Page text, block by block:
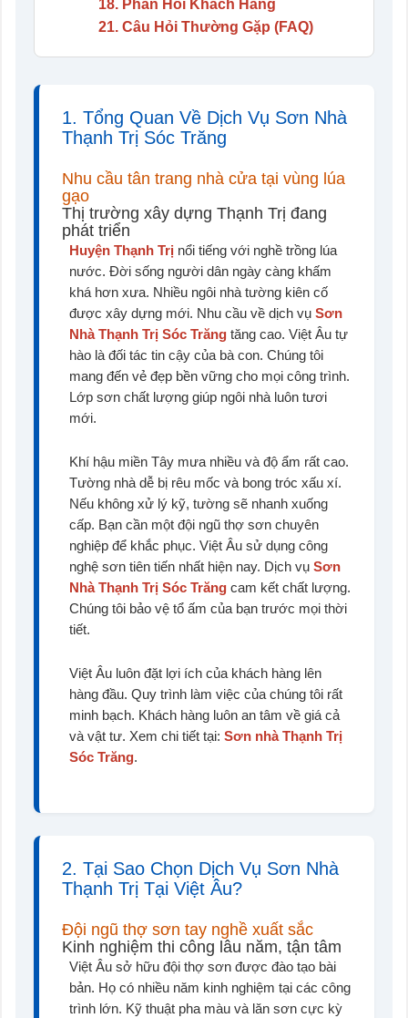
18. Phản Hồi Khách Hàng
21. Câu Hỏi Thường Gặp (FAQ)
1. Tổng Quan Về Dịch Vụ Sơn Nhà
Thạnh Trị Sóc Trăng
Nhu cầu tân trang nhà cửa tại vùng lúa
gạo
Thị trường xây dựng Thạnh Trị đang
phát triển
Huyện Thạnh Trị nổi tiếng với nghề trồng lúa
nước. Đời sống người dân ngày càng khấm
khá hơn xưa. Nhiều ngôi nhà tường kiên cố
được xây dựng mới. Nhu cầu về dịch vụ Sơn
Nhà Thạnh Trị Sóc Trăng tăng cao. Việt Âu tự
hào là đối tác tin cậy của bà con. Chúng tôi
mang đến vẻ đẹp bền vững cho mọi công trình.
Lớp sơn chất lượng giúp ngôi nhà luôn tươi
mới.
Khí hậu miền Tây mưa nhiều và độ ẩm rất cao.
Tường nhà dễ bị rêu mốc và bong tróc xấu xí.
Nếu không xử lý kỹ, tường sẽ nhanh xuống
cấp. Bạn cần một đội ngũ thợ sơn chuyên
nghiệp để khắc phục. Việt Âu sử dụng công
nghệ sơn tiên tiến nhất hiện nay. Dịch vụ Sơn
Nhà Thạnh Trị Sóc Trăng cam kết chất lượng.
Chúng tôi bảo vệ tổ ấm của bạn trước mọi thời
tiết.
Việt Âu luôn đặt lợi ích của khách hàng lên
hàng đầu. Quy trình làm việc của chúng tôi rất
minh bạch. Khách hàng luôn an tâm về giá cả
và vật tư. Xem chi tiết tại: Sơn nhà Thạnh Trị
Sóc Trăng.
2. Tại Sao Chọn Dịch Vụ Sơn Nhà
Thạnh Trị Tại Việt Âu?
Đội ngũ thợ sơn tay nghề xuất sắc
Kinh nghiệm thi công lâu năm, tận tâm
Việt Âu sở hữu đội thợ sơn được đào tạo bài
bản. Họ có nhiều năm kinh nghiệm tại các công
trình lớn. Kỹ thuật pha màu và lăn sơn cực kỳ